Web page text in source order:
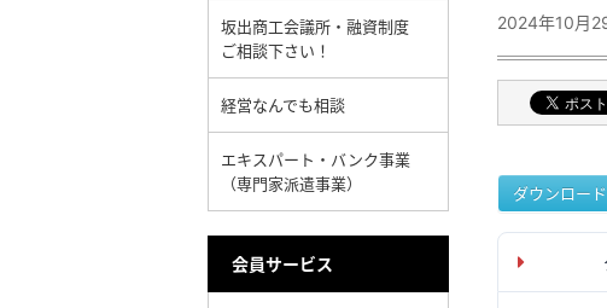
2024年10月
ダウンロード
坂出商工会議所・融資制度
ご相談下さい！
経営なんでも相談
エキスパート・バンク事業
（専門家派遣事業）
会員サービス